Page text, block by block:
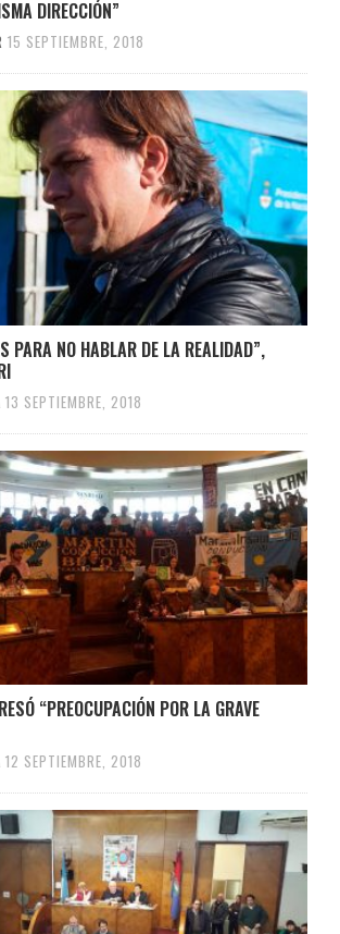
DIRECCIÓN”
15 SEPTIEMBRE, 2018
PARA NO HABLAR DE LA REALIDAD”,
13 SEPTIEMBRE, 2018
“PREOCUPACIÓN POR LA GRAVE
12 SEPTIEMBRE, 2018